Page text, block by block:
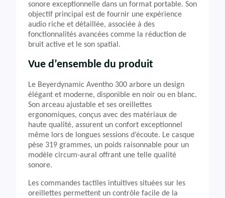
sonore exceptionnelle dans un format portable. Son
objectif principal est de fournir une expérience
audio riche et détaillée, associée à des
fonctionnalités avancées comme la réduction de
bruit active et le son spatial.
Vue d’ensemble du produit
Le Beyerdynamic Aventho 300 arbore un design
élégant et moderne, disponible en noir ou en blanc.
Son arceau ajustable et ses oreillettes
ergonomiques, conçus avec des matériaux de
haute qualité, assurent un confort exceptionnel
même lors de longues sessions d’écoute. Le casque
pèse 319 grammes, un poids raisonnable pour un
modèle circum-aural offrant une telle qualité
sonore.
Les commandes tactiles intuitives situées sur les
oreillettes permettent un contrôle facile de la